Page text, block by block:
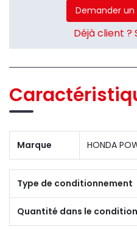
Demander
Déjà client ?
Marque HONDA
Type de conditionnement
Quantité dans le